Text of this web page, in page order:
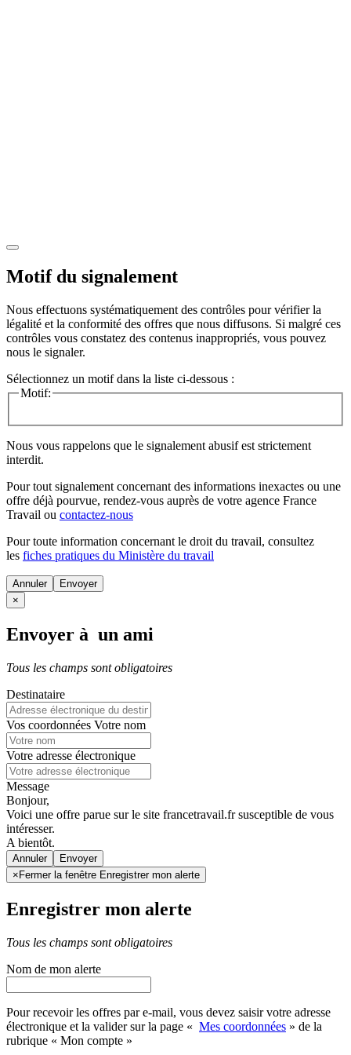
Motif du signalement
Nous effectuons systématiquement des contrôles pour vérifier la
légalité et la conformité des offres que nous diffusons. Si malgré ces
contrôles vous constatez des contenus inappropriés, vous pouvez
nous le signaler.
Sélectionnez un motif dans la liste ci-dessous :
Motif:
Nous vous rappelons que le signalement abusif est strictement
interdit.
Pour tout signalement concernant des informations inexactes ou une
offre déjà pourvue, rendez-vous auprès de votre agence France
Travail ou contactez-nous
Pour toute information concernant le droit du travail, consultez
les fiches pratiques du Ministère du travail
Annuler
×
Envoyer à un ami
Tous les champs sont obligatoires
Destinataire
Vos coordonnées Votre nom
Votre adresse électronique
Message
Bonjour,
Voici une offre parue sur le site francetravail.fr susceptible de vous
intéresser.
A bientôt.
Annuler
× Fermer la fenêtre Enregistrer mon alerte
Enregistrer mon alerte
Tous les champs sont obligatoires
Nom de mon alerte
Pour recevoir les offres par e-mail, vous devez saisir votre adresse
électronique et la valider sur la page « Mes coordonnées » de la
rubrique « Mon compte »